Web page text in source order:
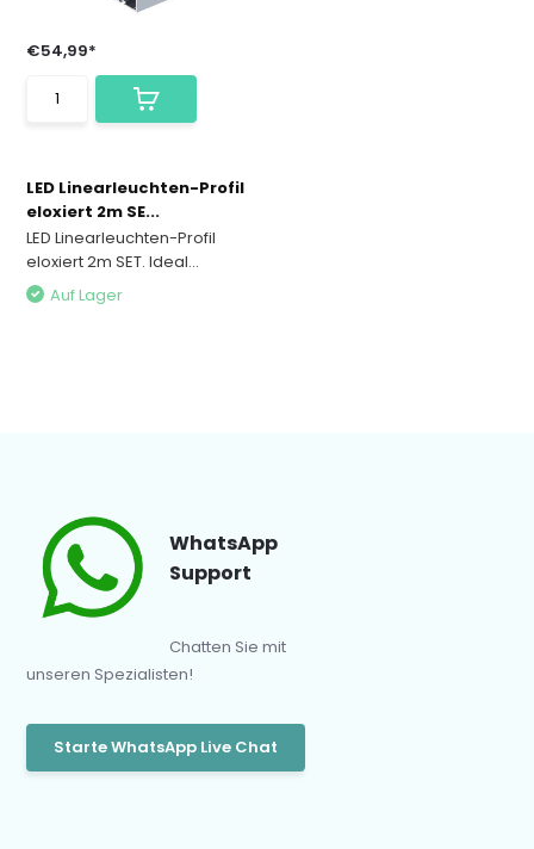
€54,99*
LED Linearleuchten-Profil
eloxiert 2m SE...
LED Linearleuchten-Profil
eloxiert 2m SET. Ideal...
Auf Lager
WhatsApp
Support
Chatten Sie mit
unseren Spezialisten!
Starte WhatsApp Live Chat